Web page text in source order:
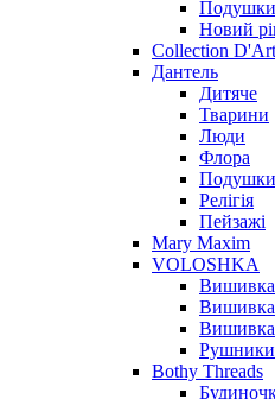
Новий
Collection D'Art
Дантель
Дитяче
Тварини
Люди
Флора
Подушки
Релігія
Пейзажі
Mary Maxim
VOLOSHKA
Вишивка
Вишивка
Вишивка
Рушники
Bothy Threads